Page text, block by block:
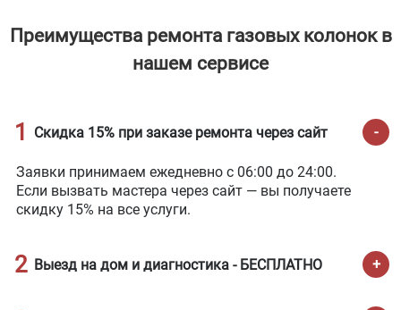
Преимущества ремонта газовых колонок в
нашем сервисе
Скидка 15% при заказе ремонта через сайт
Заявки принимаем ежедневно с 06:00 до 24:00.
Если вызвать мастера через сайт — вы получаете
скидку 15% на все услуги.
Выезд на дом и диагностика - БЕСПЛАТНО